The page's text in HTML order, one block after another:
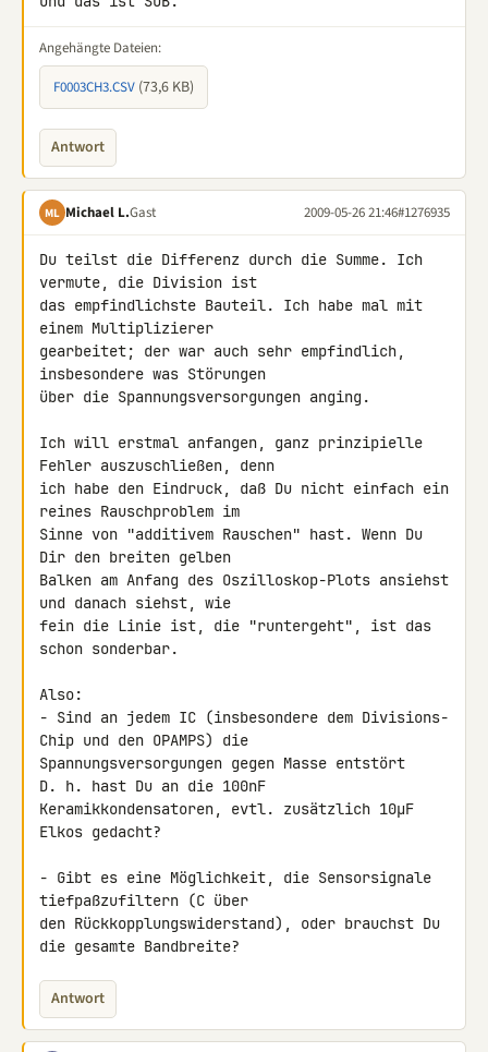
Angehängte Dateien:
F0003CH3.CSV (73,6 KB)
Antwort
ML Michael L.Gast 2009-05-26 21:46#1276935
Du teilst die Differenz durch die Summe. Ich
vermute, die Division ist
das empfindlichste Bauteil. Ich habe mal mit
einem Multiplizierer
gearbeitet; der war auch sehr empfindlich,
insbesondere was Störungen
über die Spannungsversorgungen anging.
Ich will erstmal anfangen, ganz prinzipielle
Fehler auszuschließen, denn
ich habe den Eindruck, daß Du nicht einfach ein
reines Rauschproblem im
Sinne von "additivem Rauschen" hast. Wenn Du
Dir den breiten gelben
Balken am Anfang des Oszilloskop-Plots ansiehst
und danach siehst, wie
fein die Linie ist, die "runtergeht", ist das
schon sonderbar.
Also:
- Sind an jedem IC (insbesondere dem Divisions-
Chip und den OPAMPS) die
Spannungsversorgungen gegen Masse entstört
D. h. hast Du an die 100nF
Keramikkondensatoren, evtl. zusätzlich 10µF
Elkos gedacht?
- Gibt es eine Möglichkeit, die Sensorsignale
tiefpaßzufiltern (C über
den Rückkopplungswiderstand), oder brauchst Du
die gesamte Bandbreite?
Antwort